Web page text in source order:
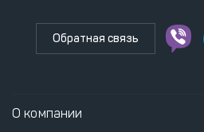
Обратная связь
О компании